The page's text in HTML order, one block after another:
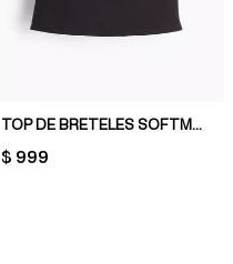
TOP DE BRETELES SOFTMOVE™ CON SOUTIEN INTEGRADO
PRICE:
$ 999